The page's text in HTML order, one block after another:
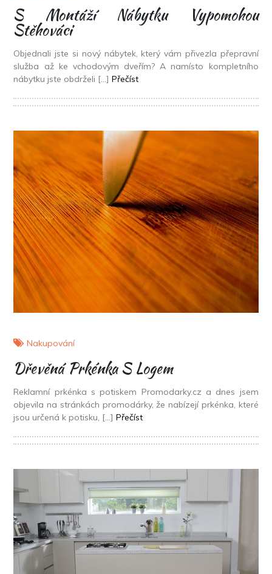
S Montáží Nábytku Vypomohou
Stěhováci
Objednali jste si nový nábytek, který vám přivezla přepravní
služba až ke vchodovým dveřím? A namísto kompletního
nábytku jste obdrželi […] Přečíst
Nakupování
Dřevěná Prkénka S Logem
Reklamní prkénka s potiskem Promodarky.cz a dnes jsem
objevila na stránkách promodárky, že nabízejí prkénka, které
jsou určená k potisku, […] Přečíst